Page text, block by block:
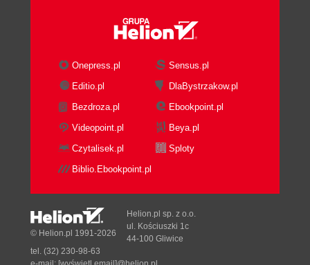
Onepress.pl
Sensus.pl
Editio.pl
DlaBystrzakow.pl
Bezdroza.pl
Ebookpoint.pl
Videopoint.pl
Beya.pl
Czytalisek.pl
Sploty
Biblio.Ebookpoint.pl
© Helion.pl 1991-2026
Helion.pl sp. z o.o.
ul. Kościuszki 1c
44-100 Gliwice
tel. (32) 230-98-63